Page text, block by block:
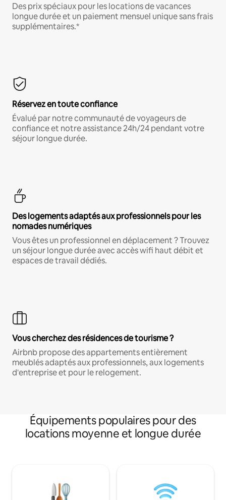
Des prix spéciaux pour les locations de vacances
longue durée et un paiement mensuel unique sans frais
supplémentaires.*
Réservez en toute confiance
Évalué par notre communauté de voyageurs de
confiance et notre assistance 24h/24 pendant votre
séjour longue durée.
Des logements adaptés aux professionnels pour les
nomades numériques
Vous êtes un professionnel en déplacement ? Trouvez
un séjour longue durée avec accès wifi haut débit et
espaces de travail dédiés.
Vous cherchez des résidences de tourisme ?
Airbnb propose des appartements entièrement
meublés adaptés aux professionnels, aux logements
d'entreprise et pour le relogement.
Équipements populaires pour des
locations moyenne et longue durée